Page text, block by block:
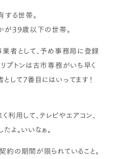
る世帯。
が39歳以下の世帯。
業者として、予め事務局に登録
プトンは古市専務がいち早く
して7番目にはいってます！
利用して、テレビやエアコン、
よ。いいなぁ。
約の期間が限られていること。